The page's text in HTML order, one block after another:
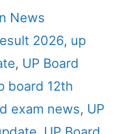
News
2026, up
, UP Board
board 12th
exam news, UP